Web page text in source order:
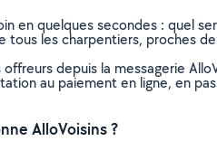
en quelques secondes : quel
tous les charpentiers, proches
depuis la messagerie
au paiement en ligne, en
AlloVoisins ?